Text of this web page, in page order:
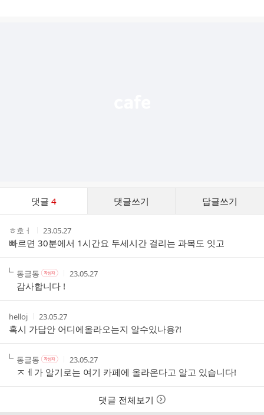
댓글 4 댓글쓰기 답글쓰기
스
작
성
자
ㅎ호ㅓ
작
성
시
간
23.05.27
빠르면 30분에서 1시간요 두세시간 걸리는 과목도 잇고
작
성
자
동글동 작
성
자
본
여
부
작
성
자
작
간
23.05.27
감사합니다 !
작
성
자
helloj
작
성
시
간
23.05.27
혹시 가답안 어디에올라오는지 알수있나용?!
작
성
자
동글동 작
성
자
본
작
성
자
작
성
시
간
23.05.27
ㅈㅔ가 알기로는 여기 카페에 올라온다고 알고 있습니다!
댓글 전체보기